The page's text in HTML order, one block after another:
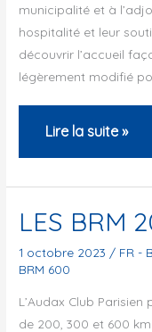
municipalité et à
hospitalité et leur
découvrir l’accueil
légèrement modifié
BRM200
des
Portes
Champagne
Lire la suite »
LES BRM
1 octobre 2023 / FR -
BRM 600
L’Audax Club Parisien
de 200, 300 et 600